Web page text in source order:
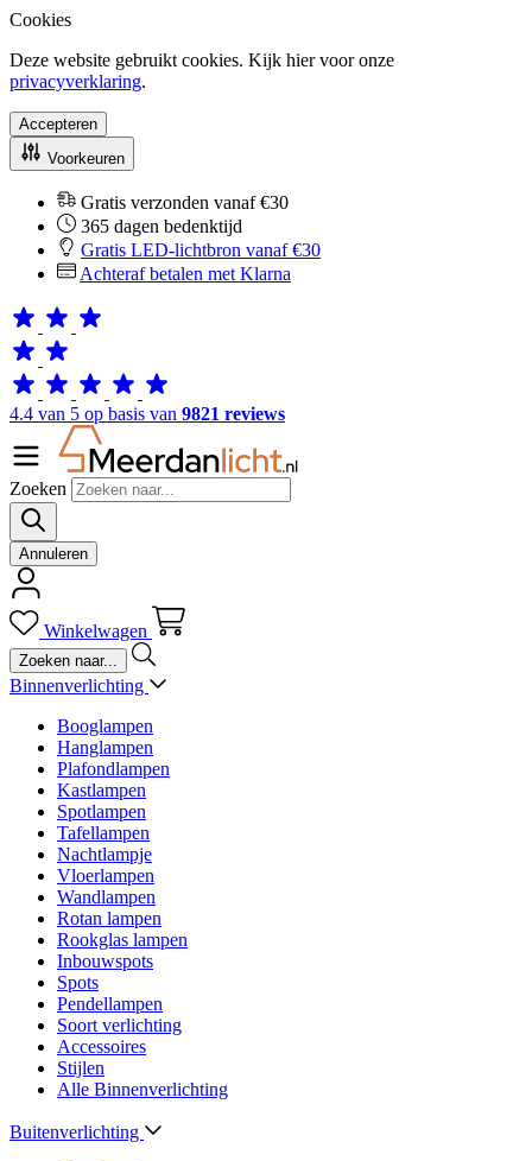
Cookies
Deze website gebruikt cookies. Kijk hier voor onze
privacyverklaring.
Accepteren
Voorkeuren
Gratis verzonden vanaf €30
365 dagen bedenktijd
Gratis LED-lichtbron vanaf €30
Achteraf betalen met Klarna
4.4 van 5 op basis van 9821 reviews
Zoeken
Annuleren
Winkelwagen
Binnenverlichting
Booglampen
Hanglampen
Plafondlampen
Kastlampen
Spotlampen
Tafellampen
Nachtlampje
Vloerlampen
Wandlampen
Rotan lampen
Rookglas lampen
Inbouwspots
Spots
Pendellampen
Soort verlichting
Accessoires
Stijlen
Alle Binnenverlichting
Buitenverlichting